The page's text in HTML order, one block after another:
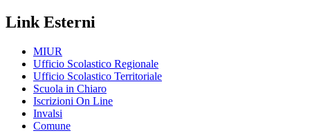
Link Esterni
MIUR
Ufficio Scolastico Regionale
Ufficio Scolastico Territoriale
Scuola in Chiaro
Iscrizioni On Line
Invalsi
Comune